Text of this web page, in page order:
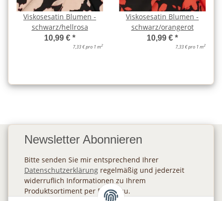
Viskosesatin Blumen -
schwarz/hellrosa
10,99 € *
7,33 € pro 1 m2
Viskosesatin Blumen -
schwarz/orangerot
10,99 € *
7,33 € pro 1 m2
Newsletter Abonnieren
Bitte senden Sie mir entsprechend Ihrer
Datenschutzerklärung regelmäßig und jederzeit
widerruflich Informationen zu Ihrem
Produktsortiment per E-Mail zu.